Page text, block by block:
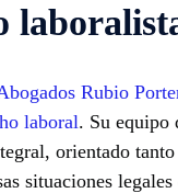
Rubio
laboral. Su equipo
orientado
situaciones